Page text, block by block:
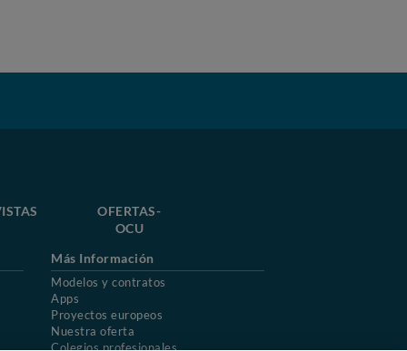
OFERTAS-
OCU
Más Información
Modelos y contratos
Apps
Proyectos europeos
Nuestra oferta
Colegios profesionales